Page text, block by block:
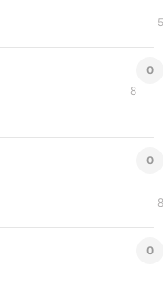
5
0
8
0
8
0